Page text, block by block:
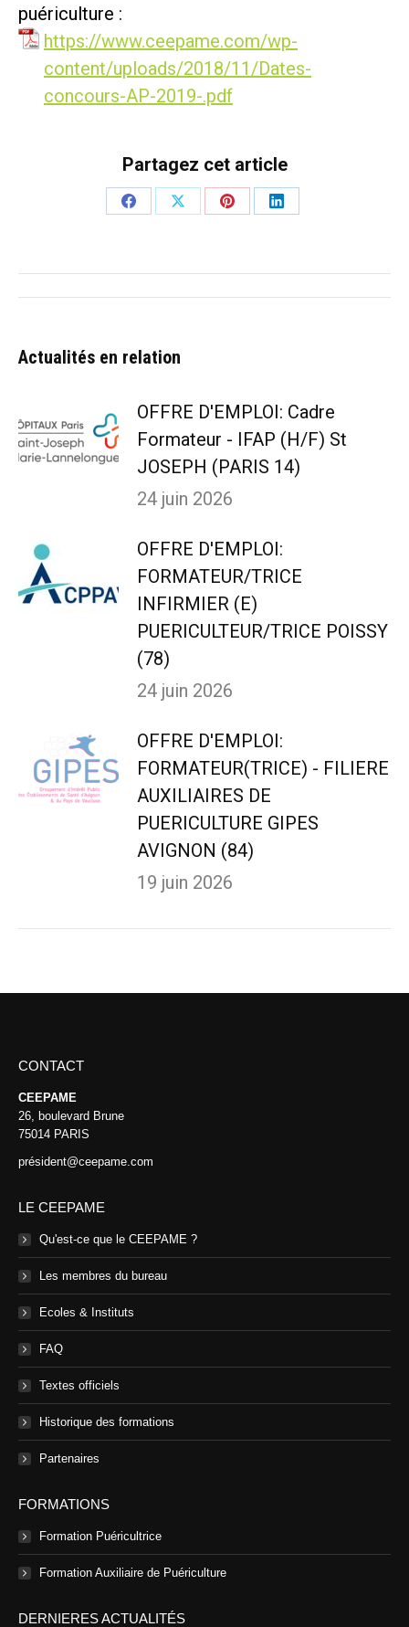
puériculture :
https://www.ceepame.com/wp-
content/uploads/2018/11/Dates-
concours-AP-2019-.pdf
Partagez cet article
PartagerPartagerPartagerPartager
Actualités en relation
OFFRE D'EMPLOI: Cadre
Formateur - IFAP (H/F) St
JOSEPH (PARIS 14)
24 juin 2026
OFFRE D'EMPLOI:
FORMATEUR/TRICE
INFIRMIER (E)
PUERICULTEUR/TRICE POISSY
(78)
24 juin 2026
OFFRE D'EMPLOI:
FORMATEUR(TRICE) - FILIERE
AUXILIAIRES DE
PUERICULTURE GIPES
AVIGNON (84)
19 juin 2026
CONTACT
CEEPAME
26, boulevard Brune
75014 PARIS
président@ceepame.com
LE CEEPAME
Qu'est-ce que le CEEPAME ?
Les membres du bureau
Ecoles & Instituts
FAQ
Textes officiels
Historique des formations
Partenaires
FORMATIONS
Formation Puéricultrice
Formation Auxiliaire de Puériculture
DERNIERES ACTUALITÉS